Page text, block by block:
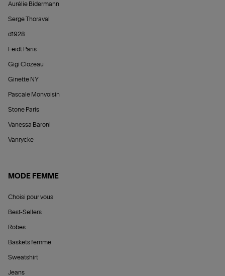
Aurélie Bidermann
Serge Thoraval
d1928
Feidt Paris
Gigi Clozeau
Ginette NY
Pascale Monvoisin
Stone Paris
Vanessa Baroni
Vanrycke
MODE FEMME
Choisi pour vous
Best-Sellers
Robes
Baskets femme
Sweatshirt
Jeans